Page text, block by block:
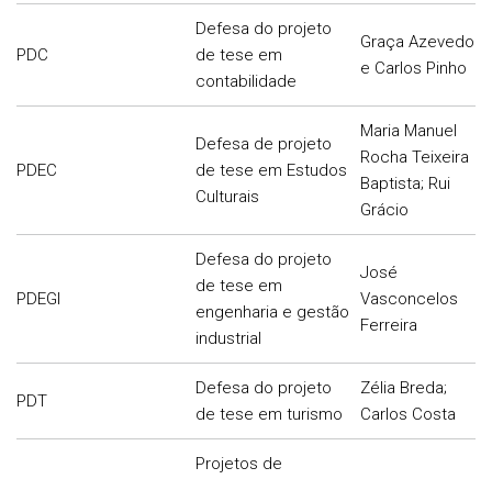
PDC
Defesa do projeto
de tese em
contabilidade
Graça Azevedo
e Carlos Pinho
PDEC
Defesa de projeto
de tese em Estudos
Culturais
Maria Manuel
Rocha Teixeira
Baptista; Rui
Grácio
PDEGI
Defesa do projeto
de tese em
engenharia e gestão
industrial
José
Vasconcelos
Ferreira
PDT
Defesa do projeto
de tese em turismo
Zélia Breda;
Carlos Costa
Projetos de